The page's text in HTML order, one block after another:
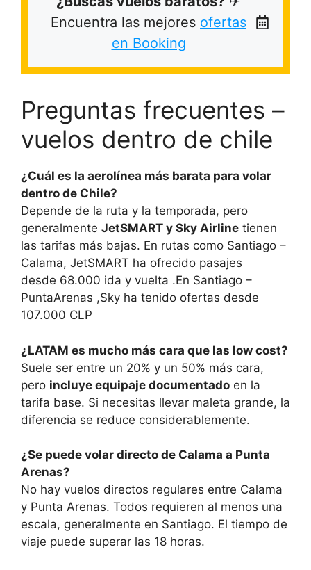
Encuentra las mejores ofertas
en Booking
Preguntas frecuentes –
vuelos dentro de chile
¿Cuál es la aerolínea más barata para volar
dentro de Chile?
Depende de la ruta y la temporada, pero
generalmente JetSMART y Sky Airline tienen
las tarifas más bajas. En rutas como Santiago –
Calama, JetSMART ha ofrecido pasajes
desde 68.000 ida y vuelta .En Santiago –
PuntaArenas ,Sky ha tenido ofertas desde
107.000 CLP
¿LATAM es mucho más cara que las low cost?
Suele ser entre un 20% y un 50% más cara,
pero incluye equipaje documentado en la
tarifa base. Si necesitas llevar maleta grande, la
diferencia se reduce considerablemente.
¿Se puede volar directo de Calama a Punta
Arenas?
No hay vuelos directos regulares entre Calama
y Punta Arenas. Todos requieren al menos una
escala, generalmente en Santiago. El tiempo de
viaje puede superar las 18 horas.